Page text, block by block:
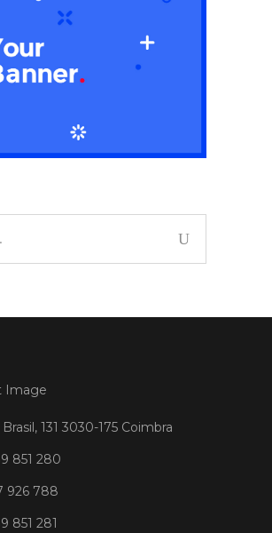
131 3030-175 Coimbra
851 280
926 788
851 281